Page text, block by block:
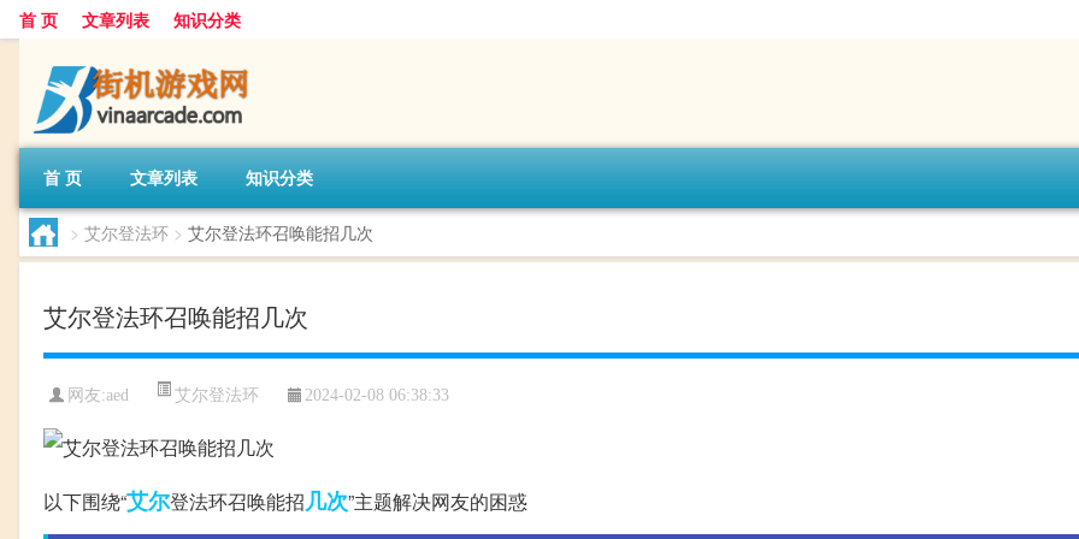
首 页 文章列表 知识分类
首 页 文章列表 知识分类
> 艾尔登法环 > 艾尔登法环召唤能招几次
艾尔登法环召唤能招几次
网友:aed 艾尔登法环 2024-02-08 06:38:33
以下围绕“艾尔登法环召唤能招几次”主题解决网友的困惑